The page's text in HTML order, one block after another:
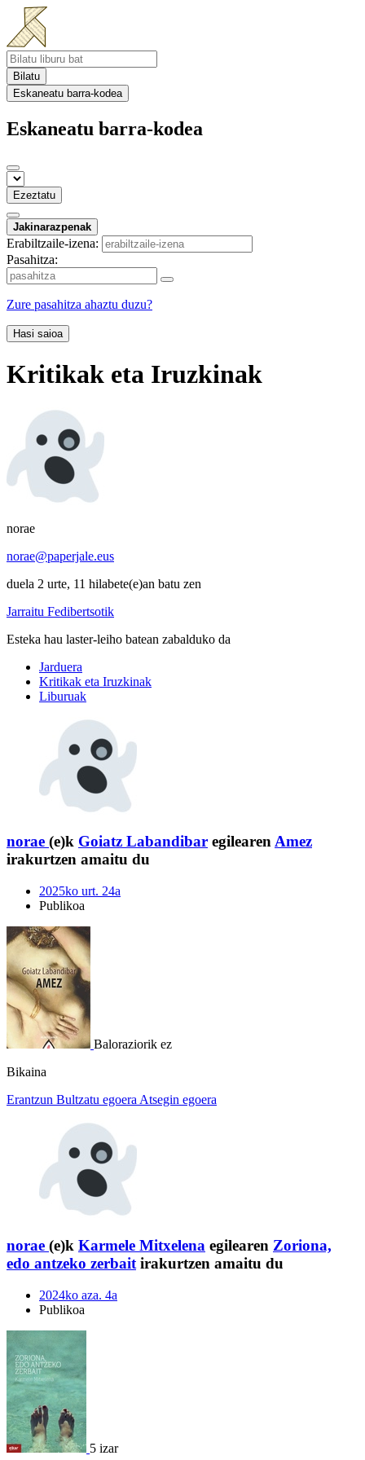
Bilatu
Eskaneatu barra-kodea
Eskaneatu barra-kodea
Ezeztatu
Jakinarazpenak
Erabiltzaile-izena:
Pasahitza:
Zure pasahitza ahaztu duzu?
Hasi saioa
Kritikak eta Iruzkinak
norae
norae@paperjale.eus
duela 2 urte, 11 hilabete(e)an batu zen
Jarraitu Fedibertsotik
Esteka hau laster-leiho batean zabalduko da
Jarduera
Kritikak eta Iruzkinak
Liburuak
norae (e)k Goiatz Labandibar egilearenAmez
irakurtzen amaitu du
2025ko urt. 24a
Publikoa
Baloraziorik ez
Bikaina
Erantzun Bultzatu egoera Atsegin egoera
norae (e)k Karmele Mitxelena egilearen Zoriona,
edo antzeko zerbait irakurtzen amaitu du
2024ko aza. 4a
Publikoa
5 izar